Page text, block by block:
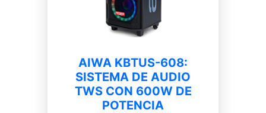
AIWA KBTUS-608:
SISTEMA DE AUDIO
TWS CON 600W DE
POTENCIA